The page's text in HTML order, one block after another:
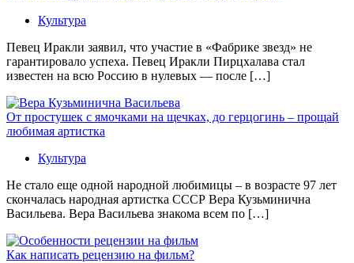
Культура
Певец Иракли заявил, что участие в «Фабрике звезд» не
гарантировало успеха. Певец Иракли Пирцхалава стал
известен на всю Россию в нулевых — после […]
От простушек с ямочками на щечках, до герцогинь – прощай
любимая артистка
Культура
Не стало еще одной народной любимицы – в возрасте 97 лет
скончалась народная артистка СССР Вера Кузьминична
Васильева. Вера Васильева знакома всем по […]
Как написать рецензию на фильм?